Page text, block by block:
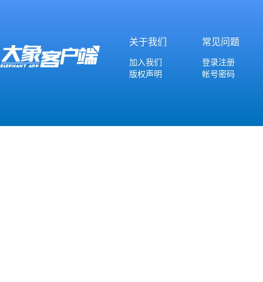
关于我们
加入我们
版权声明
常见问题
登录注册
帐号密码